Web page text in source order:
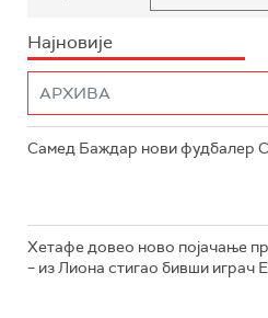
Најновије
Самед Баждар нови фудбалер
Хетафе довео ново појачање
– из Лиона стигао бивши играч